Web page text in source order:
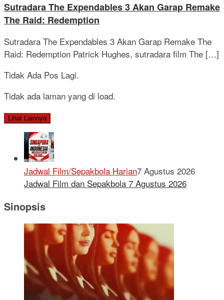
Sutradara The Expendables 3 Akan Garap Remake
The Raid: Redemption
Sutradara The Expendables 3 Akan Garap Remake The
Raid: Redemption Patrick Hughes, sutradara film The […]
Tidak Ada Pos Lagi.
Tidak ada laman yang di load.
Lihat Lainnya
Jadwal Film/Sepakbola Harian7 Agustus 2026
Jadwal Film dan Sepakbola 7 Agustus 2026
Sinopsis